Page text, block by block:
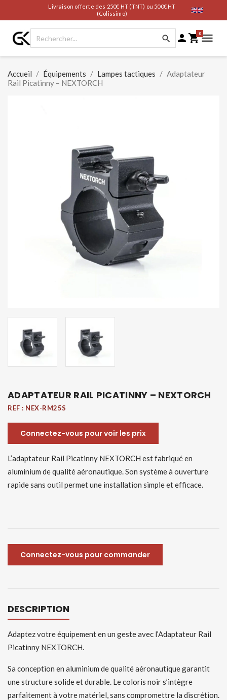
Livraison offerte des 250€ HT (TNT) ou 500€ HT
(Colissimo)
  0
Accueil Équipements Lampes tactiques
Adaptateur
Rail Picatinny – NEXTORCH
ADAPTATEUR RAIL PICATINNY – NEXTORCH
REF : NEX-RM25S
Connectez-vous pour voir les prix
L’adaptateur Rail Picatinny NEXTORCH est fabriqué en
aluminium de qualité aéronautique. Son système à ouverture
rapide sans outil permet une installation simple et efficace.
Connectez-vous pour commander
DESCRIPTION
Adaptez votre équipement en un geste avec l’Adaptateur Rail
Picatinny NEXTORCH.
Sa conception en aluminium de qualité aéronautique garantit
une structure solide et durable. Le coloris noir s’intègre
parfaitement à votre matériel, sans compromettre la discrétion.